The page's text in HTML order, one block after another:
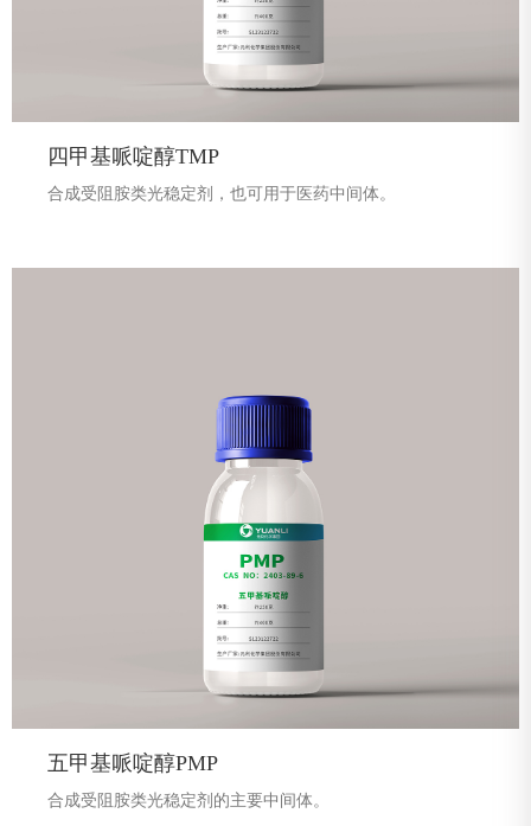
四甲基哌啶醇TMP
合成受阻胺类光稳定剂，也可用于医药中间体。
五甲基哌啶醇PMP
合成受阻胺类光稳定剂的主要中间体。